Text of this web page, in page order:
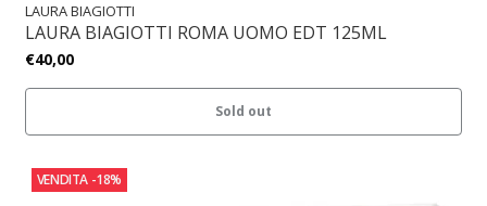
LAURA BIAGIOTTI
LAURA BIAGIOTTI ROMA UOMO EDT 125ML
€40,00
Sold out
VENDITA -18%